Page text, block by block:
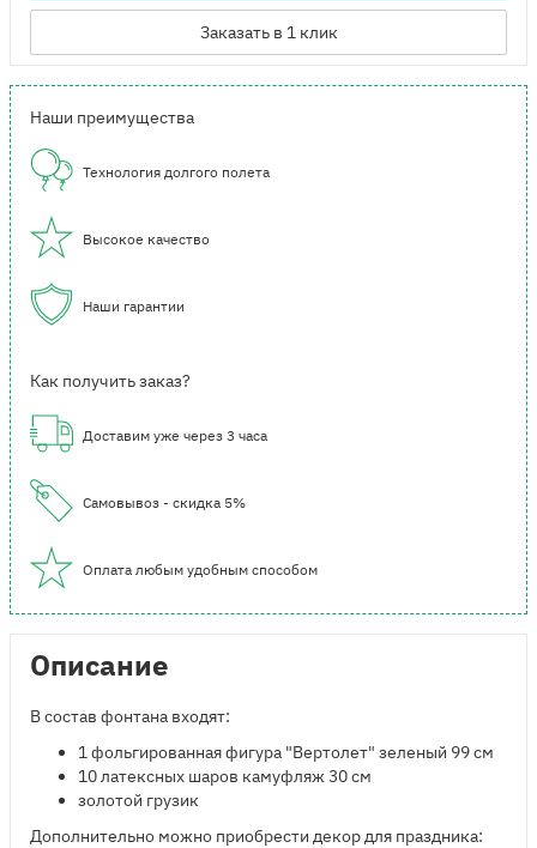
Заказать в 1 клик
Наши преимущества
Технология долгого полета
Высокое качество
Наши гарантии
Как получить заказ?
Доставим уже через 3 часа
Самовывоз - скидка 5%
Оплата любым удобным способом
Описание
В состав фонтана входят:
​1 фольгированная фигура "Вертолет" зеленый 99 см
10 латексных шаров камуфляж 30 см
золотой грузик
Дополнительно можно приобрести декор для праздника: